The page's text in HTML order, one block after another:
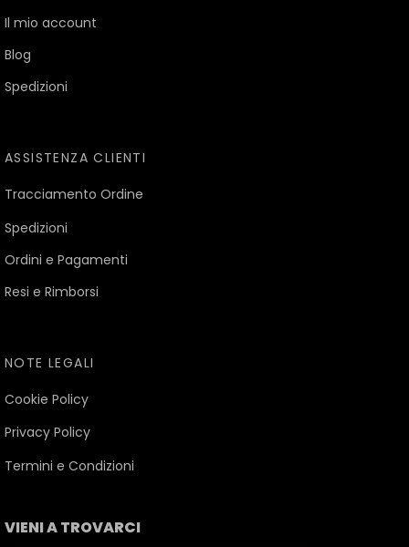
Il mio account
Blog
Spedizioni
ASSISTENZA CLIENTI
Tracciamento Ordine
Spedizioni
Ordini e Pagamenti
Resi e Rimborsi
NOTE LEGALI
Cookie Policy
Privacy Policy
Termini e Condizioni
VIENI A TROVARCI